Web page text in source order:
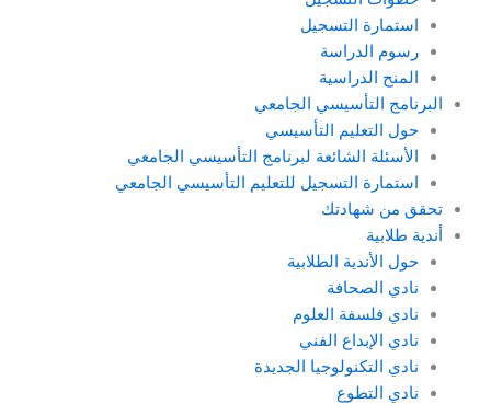
استمارة التسجيل
رسوم الدراسة
المنح الدراسية
البرنامج التأسيسي الجامعي
حول التعليم التأسيسي
الأسئلة الشائعة لبرنامج التأسيسي الجامعي
استمارة التسجيل للتعليم التأسيسي الجامعي
تحقق من شهادتك
أندية طلابية
حول الأندية الطلابية
نادي الصحافة
نادي فلسفة العلوم
نادي الإبداع الفني
نادي التكنولوجيا الجديدة
نادي التطوع